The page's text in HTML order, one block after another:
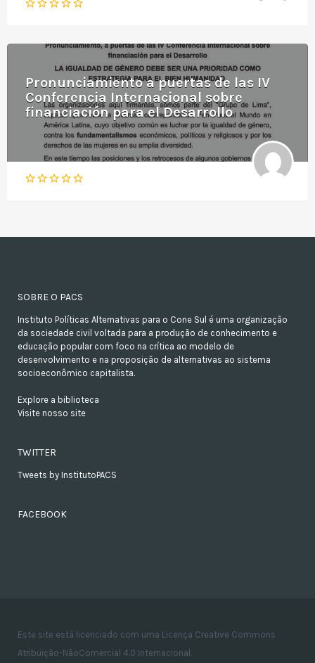
Pronunciamiento a puertas de las IV
Conferencia Internacional sobre
financiación para el Desarrollo
SOBRE O PACS
Instituto Políticas Alternativas para o Cone Sul é uma organização
da sociedade civil voltada para a produção de conhecimento e
educação popular com foco na crítica ao modelo de
desenvolvimento e na proposição de alternativas ao sistema
socioeconômico capitalista.
Explore a biblioteca
Visite nosso site
TWITTER
Tweets by InstitutoPACS
FACEBOOK
Este site está licenciado com uma Licença Creative Commons
Atribuição-NãoComercial 4.0 Internacional.